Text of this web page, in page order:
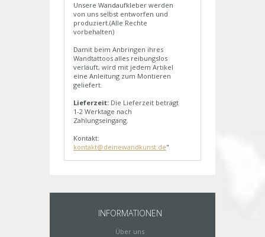
Unsere Wandaufkleber werden
von uns selbst entworfen und
produziert.(Alle Rechte
vorbehalten)
Damit beim Anbringen ihres
Wandtattoos alles reibungslos
verläuft, wird mit jedem Artikel
eine Anleitung zum Montieren
geliefert.
Lieferzeit: Die Lieferzeit beträgt
1-2 Werktage nach
Zahlungseingang.
Kontakt:
kontakt@deinewandkunst.de"
INFORMATIONEN
Über uns